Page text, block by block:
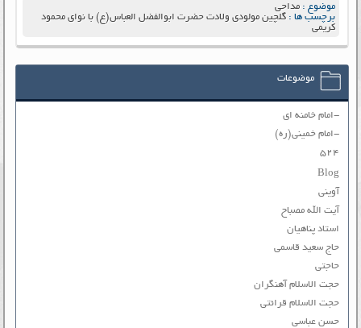
موضوع :مداحی
برچسب ها :گلچین مولودی ولادت حضرت ابوالفضل العباس(ع) با نوای محمود
کریمی
موضوعات
-امام خامنه ای
-امام خمینی(ره)
۵۲۴
Blog
آوینی
آیت الله مصباح
استاد پناهیان
حاج سعید قاسمی
حاجتی
حجت الاسلام آهنگران
حجت الاسلام قرائتی
حسن عباسی